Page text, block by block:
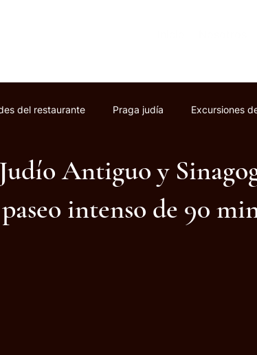
del restaurante Praga judía Excursiones
Antiguo y
intenso de 90